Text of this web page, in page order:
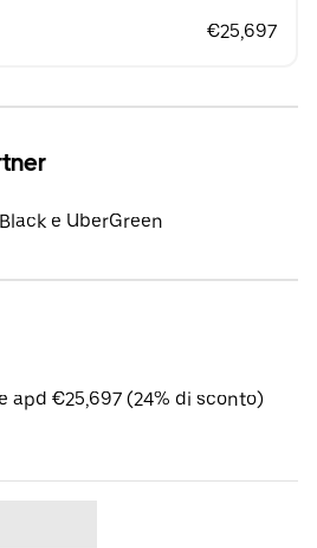
€25,697
e UberGreen
apd €25,697 (24% di sconto)